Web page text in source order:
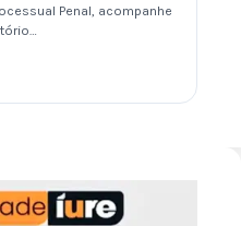
Penal, acompanhe